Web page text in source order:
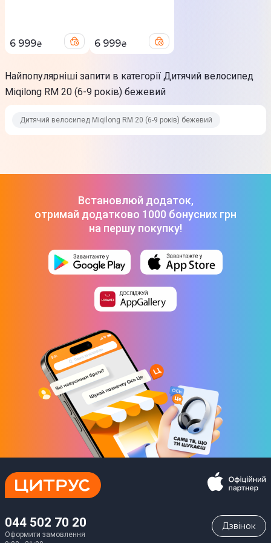
Регульоване сидіння
Регульоване кермо
З багажником
З кошиком
Сигнал-дзвінок
Сталь
Велосипед, кошик з натурального ротанга, 2 катафоти,
дзвінок на кермо, набір інструментів, підніжка
Юридична інформація
Товар може відрізнятись від представленого на фото,
характеристики та комплектація можуть змінюватися
виробником. Подробиці уточнюйте у менеджера
6 999₴ 6 999₴
Найпопулярніші запити в категорії Дитячий велосипед
Miqilong RM 20 (6-9 років) бежевий
Дитячий велосипед Miqilong RM 20 (6-9 років) бежевий
Встановлюй додаток,
отримай додатково 1000 бонусних грн
на першу покупку!
044 502 70 20
Оформити замовлення
Дзвiнок